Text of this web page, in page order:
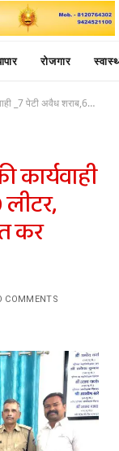
रोजगार
कीमती 49794/- रूपये जप्त कर आरोपियों को भेजा जेल
कार्यवाही
कर
COMMENTS